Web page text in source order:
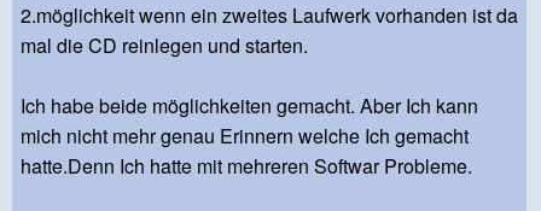
2.möglichkeit wenn ein zweites Laufwerk vorhanden ist da
mal die CD reinlegen und starten.
Ich habe beide möglichkeiten gemacht. Aber Ich kann
mich nicht mehr genau Erinnern welche Ich gemacht
hatte.Denn Ich hatte mit mehreren Softwar Probleme.